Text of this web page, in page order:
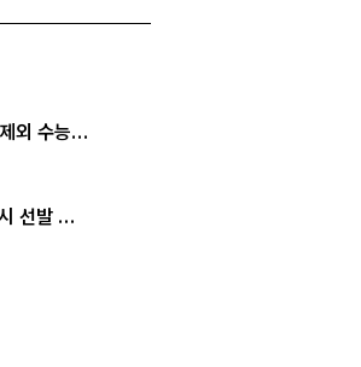
2028 종합 전형 완전 분석, 특목고 제외 수능 최저 충족이 합격의 핵심!
[2028 대입] 상위권 15개 대학, 수시 선발 핵심 기조는 유지된다